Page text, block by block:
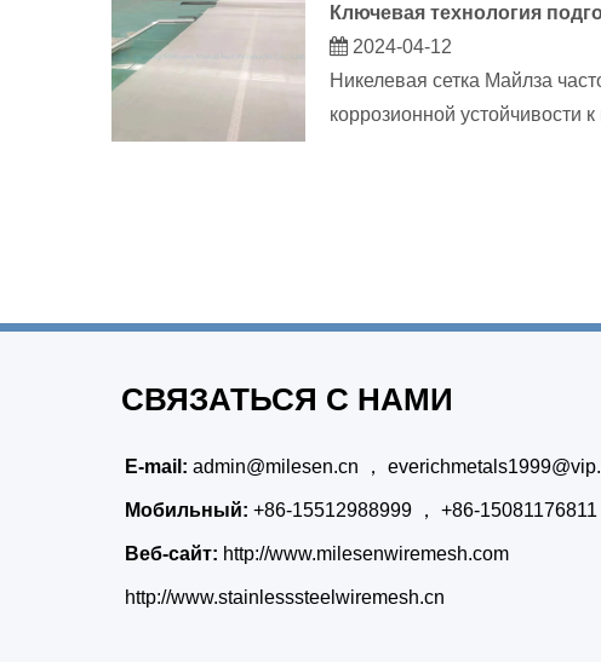
Ключевая технология
2024-04-12
Никелевая сетка Майлза
коррозионной устойчивости
СВЯЗАТЬСЯ С НАМИ
E-mail: admin@milesen.cn ，
Мобильный: +86-15512988999 ， +86-15081176811
Веб-сайт: http://www.milesenwiremesh.com
http://www.stainlesssteelwiremesh.cn